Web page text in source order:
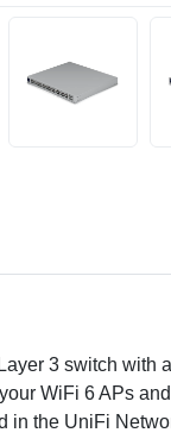
3 switch with
WiFi 6 APs
in the UniFi